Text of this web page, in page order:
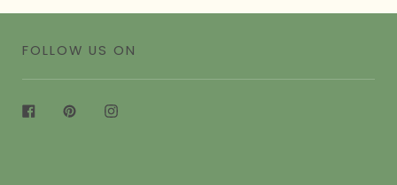
FOLLOW US ON
Facebook
PinterestInstagram